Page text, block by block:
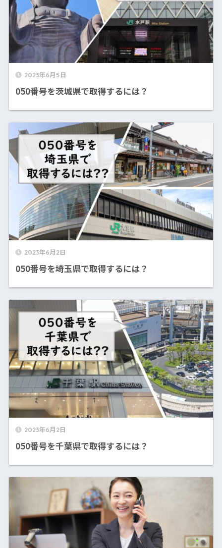
2023年6月5日
050番号を茨城県で取得するには？
2023年6月2日
050番号を埼玉県で取得するには？
2023年6月2日
050番号を千葉県で取得するには？